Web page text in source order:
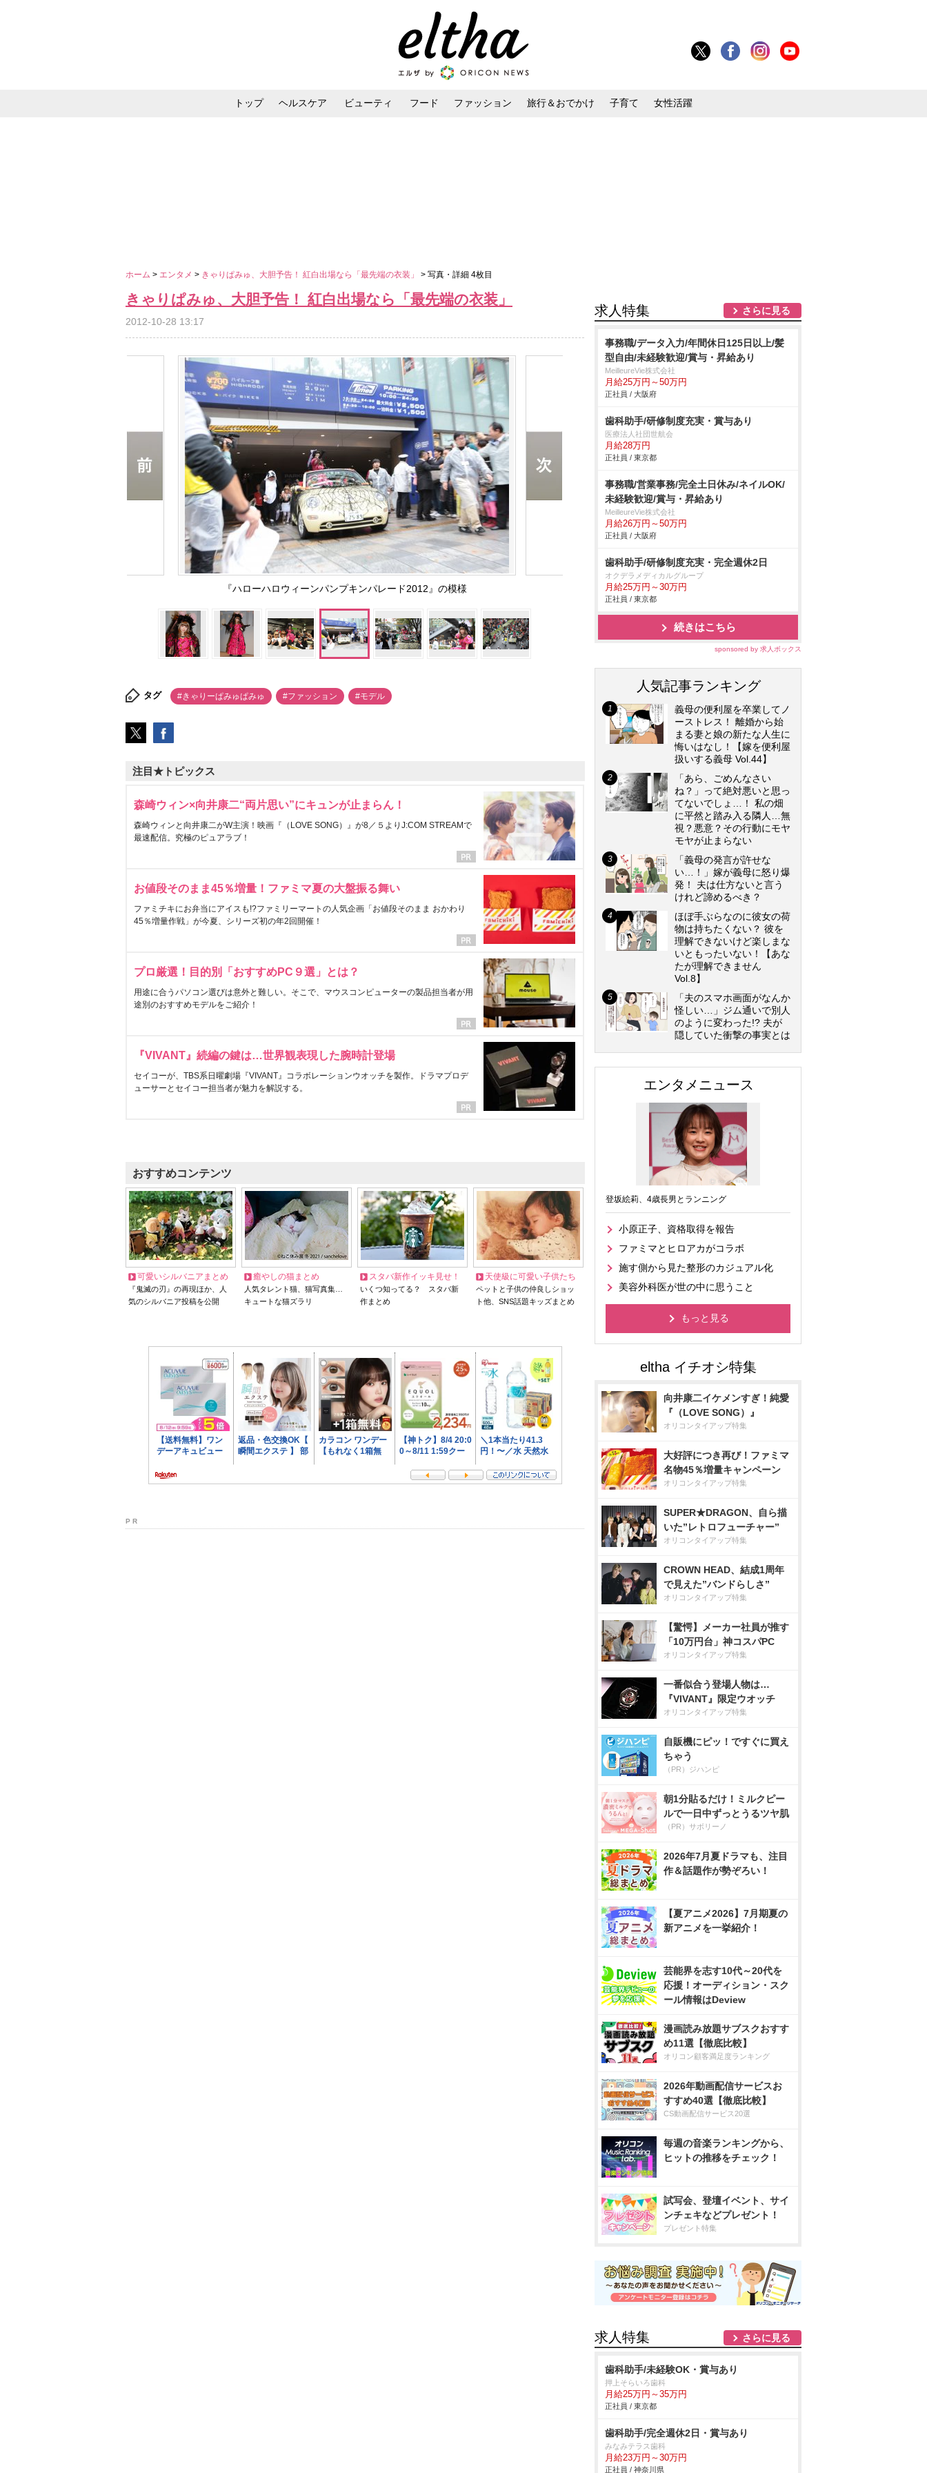
トップ ヘルスケア ビューティ フード ファッション 旅行＆おでかけ 子育て 女性活躍
ホーム > エンタメ > きゃりぱみゅ、大胆予告！ 紅白出場なら「最先端の衣装」 > 写真・詳細 4枚目
きゃりぱみゅ、大胆予告！ 紅白出場なら「最先端の衣装」
2012-10-28 13:17
『ハローハロウィーンパンプキンパレード2012』の模様
タグ #きゃりーぱみゅぱみゅ #ファッション #モデル
注目★トピックス
森崎ウィン×向井康二“両片思い”にキュンが止まらん！
森崎ウィンと向井康二がW主演！映画『（LOVE SONG）』が8／５よりJ:COM STREAMで
最速配信。究極のピュアラブ！
お値段そのまま45％増量！ファミマ夏の大盤振る舞い
ファミチキにお弁当にアイスも!?ファミリーマートの人気企画「お値段そのまま おかわり
45％増量作戦」が今夏、シリーズ初の年2回開催！
プロ厳選！目的別「おすすめPC９選」とは？
用途に合うパソコン選びは意外と難しい。そこで、マウスコンピューターの製品担当者が用
途別のおすすめモデルをご紹介！
『VIVANT』続編の鍵は…世界観表現した腕時計登場
セイコーが、TBS系日曜劇場『VIVANT』コラボレーションウオッチを製作。ドラマプロデ
ューサーとセイコー担当者が魅力を解説する。
おすすめコンテンツ
可愛いシルバニアまとめ
『鬼滅の刃』の再現ほか、人
気のシルバニア投稿を公開
癒やしの猫まとめ
人気タレント猫、猫写真集…
キュートな猫ズラリ
スタバ新作イッキ見せ！
いくつ知ってる？ スタバ新
作まとめ
天使級に可愛い子供たち
ペットと子供の仲良しショッ
ト他、SNS話題キッズまとめ
P R
求人特集 さらに見る
事務職/データ入力/年間休日125日以上/髪
型自由/未経験歓迎/賞与・昇給あり
MeilleureVie株式会社
月給25万円～50万円
正社員 / 大阪府
歯科助手/研修制度充実・賞与あり
医療法人社団世航会
月給28万円
正社員 / 東京都
事務職/営業事務/完全土日休み/ネイルOK/
未経験歓迎/賞与・昇給あり
MeilleureVie株式会社
月給26万円～50万円
正社員 / 大阪府
歯科助手/研修制度充実・完全週休2日
オクデラメディカルグループ
月給25万円～30万円
正社員 / 東京都
続きはこちら
sponsored by 求人ボックス
人気記事ランキング
義母の便利屋を卒業してノ
ーストレス！ 離婚から始
まる妻と娘の新たな人生に
悔いはなし！【嫁を便利屋
扱いする義母 Vol.44】
「あら、ごめんなさい
ね？」って絶対悪いと思っ
てないでしょ…！ 私の畑
に平然と踏み入る隣人…無
視？悪意？その行動にモヤ
モヤが止まらない
「義母の発言が許せな
い…！」嫁が義母に怒り爆
発！ 夫は仕方ないと言う
けれど諦めるべき？
ほぼ手ぶらなのに彼女の荷
物は持ちたくない？ 彼を
理解できないけど楽しまな
いともったいない！【あな
たが理解できません
Vol.8】
「夫のスマホ画面がなんか
怪しい…」ジム通いで別人
のように変わった!? 夫が
隠していた衝撃の事実とは
エンタメニュース
登坂絵莉、4歳長男とランニング
小原正子、資格取得を報告
ファミマとヒロアカがコラボ
施す側から見た整形のカジュアル化
美容外科医が世の中に思うこと
もっと見る
向井康二イケメンすぎ！純愛
『（LOVE SONG）』
オリコンタイアップ特集
大好評につき再び！ファミマ
名物45％増量キャンペーン
オリコンタイアップ特集
SUPER★DRAGON、自ら描
いた”レトロフューチャー”
オリコンタイアップ特集
CROWN HEAD、結成1周年
で見えた”バンドらしさ”
オリコンタイアップ特集
【驚愕】メーカー社員が推す
「10万円台」神コスパPC
オリコンタイアップ特集
一番似合う登場人物は…
『VIVANT』限定ウオッチ
オリコンタイアップ特集
自販機にピッ！ですぐに買え
ちゃう
（PR）ジハンピ
朝1分貼るだけ！ミルクピー
ルで一日中ずっとうるツヤ肌
（PR）サボリーノ
2026年7月夏ドラマも、注目
作＆話題作が勢ぞろい！
【夏アニメ2026】7月期夏の
新アニメを一挙紹介！
芸能界を志す10代～20代を
応援！オーディション・スク
ール情報はDeview
漫画読み放題サブスクおすす
め11選【徹底比較】
オリコン顧客満足度ランキング
2026年動画配信サービスお
すすめ40選【徹底比較】
CS動画配信サービス20選
毎週の音楽ランキングから、
ヒットの推移をチェック！
試写会、登壇イベント、サイ
ンチェキなどプレゼント！
プレゼント特集
求人特集 さらに見る
歯科助手/未経験OK・賞与あり
押上そらいろ歯科
月給25万円～35万円
正社員 / 東京都
歯科助手/完全週休2日・賞与あり
みなみテラス歯科
月給23万円～30万円
正社員 / 神奈川県